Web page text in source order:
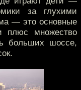
за глухими
— это основные
плюс множество
больших шоссе,